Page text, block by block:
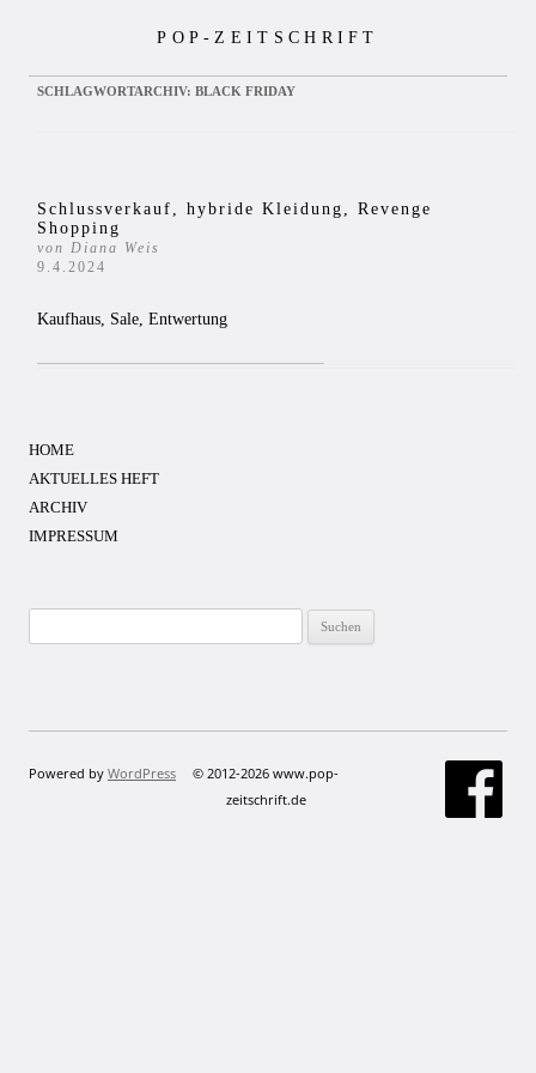
POP-ZEITSCHRIFT
SCHLAGWORTARCHIV: BLACK FRIDAY
Schlussverkauf, hybride Kleidung, Revenge
Shopping
von Diana Weis
9.4.2024
Kaufhaus, Sale, Entwertung
HOME
AKTUELLES HEFT
ARCHIV
IMPRESSUM
nach:
Powered by WordPress
© 2012-2026 www.pop-
zeitschrift.de